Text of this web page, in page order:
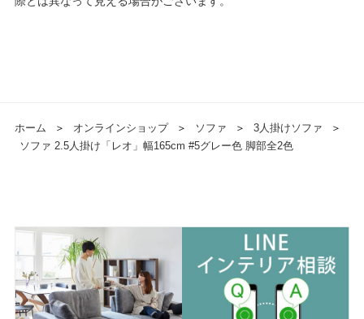
ホーム ＞ オンラインショップ ＞ ソファ ＞ 3人掛けソファ
＞
ソファ 2.5人掛け「レオ」幅165cm #5グレー色 脚部全2色